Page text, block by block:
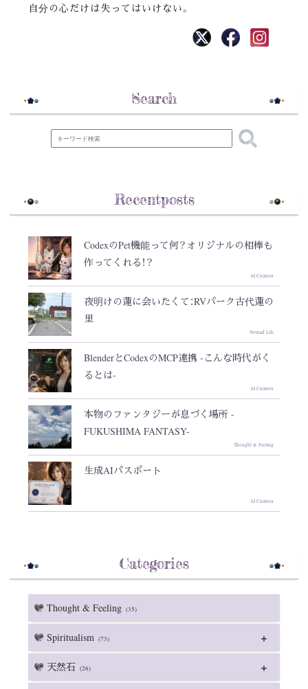
自分の心だけは失ってはいけない。
Search
Recentposts
CodexのPet機能って何？オリジナルの相棒も
作ってくれる！？
AI Creation
夜明けの蓮に会いたくて：RVパーク古代蓮の
里
Nomad Life
BlenderとCodexのMCP連携 -こんな時代がく
るとは-
AI Creation
本物のファンタジーが息づく場所 -
FUKUSHIMA FANTASY-
Thought & Feeling
生成AIパスポート
AI Creation
Categories
Thought & Feeling (35)
Spiritualism (73)
天然石 (26)